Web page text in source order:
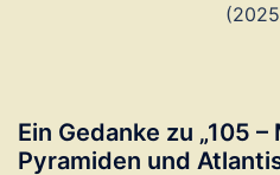
Ein Gedanke zu „105 –
Pyramiden und